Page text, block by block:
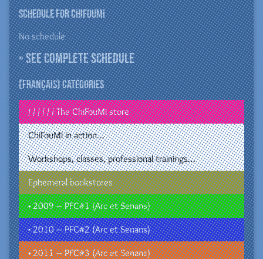
Schedule for ChiFouMi
No schedule
» See complete schedule
(Français) Catégories
/ / / / / / The ChiFouMi store
ChiFouMi in action…
Workshops, classes, professional trainings…
Ephemeral bookstores
• 2009 – PFC#1 (Arc et Senans)
• 2010 – PFC#2 (Arc et Senans)
• 2011 – PFC#3 (Arc et Senans)